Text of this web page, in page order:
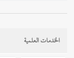
الخدمات العلمية